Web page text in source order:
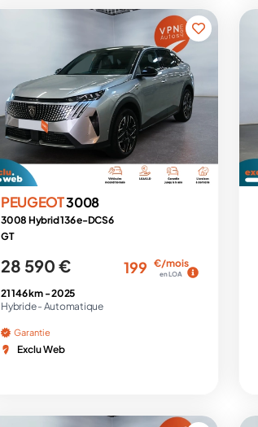
PEUGEOT3008
3008 Hybrid 136 e-DCS6
GT
28 590 € 199 €/mois
en LOA
21 146 km -2025
Hybride - Automatique
Garantie
Exclu Web